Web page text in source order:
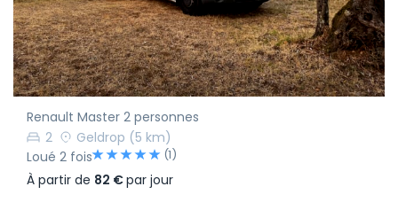
Renault Master 2 personnes
2
Geldrop (5 km)
Loué 2 fois
(1)
À partir de 82 €par jour